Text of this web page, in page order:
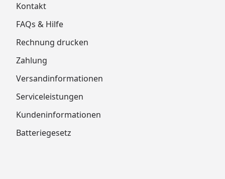
Kontakt
FAQs & Hilfe
Rechnung drucken
Zahlung
Versandinformationen
Serviceleistungen
Kundeninformationen
Batteriegesetz